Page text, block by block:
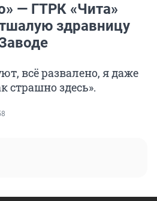
— ГТРК «Чита»
здравницу
всё развалено, я даже
страшно здесь».